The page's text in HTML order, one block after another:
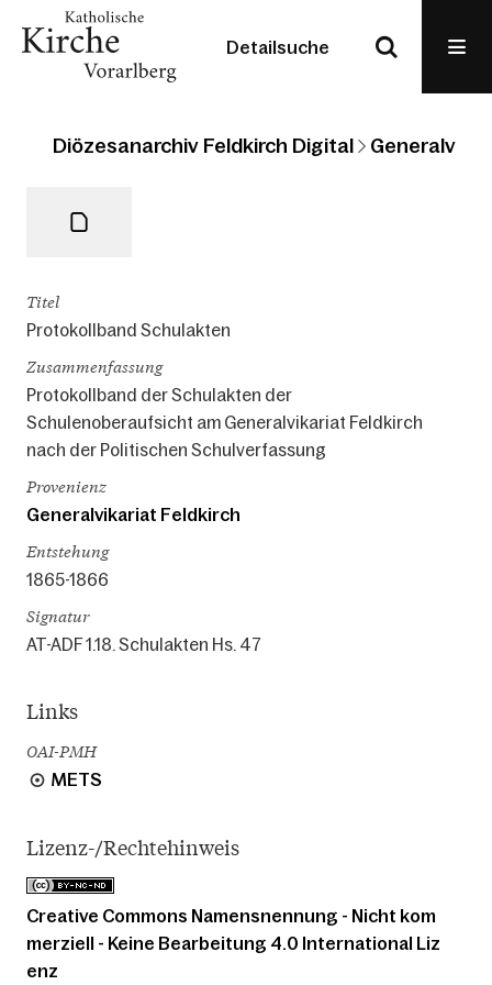
Detailsuche
Diözesanarchiv Feldkirch Digital
Titel
Protokollband Schulakten
Zusammenfassung
Protokollband der Schulakten der
Schulenoberaufsicht am Generalvikariat Feldkirch
nach der Politischen Schulverfassung
Provenienz
Generalvikariat Feldkirch
Entstehung
1865-1866
Signatur
AT-ADF 1.18. Schulakten Hs. 47
Links
OAI-PMH
METS
Lizenz-/Rechtehinweis
Creative Commons Namensnennung - Nicht kom
merziell - Keine Bearbeitung 4.0 International Liz
enz